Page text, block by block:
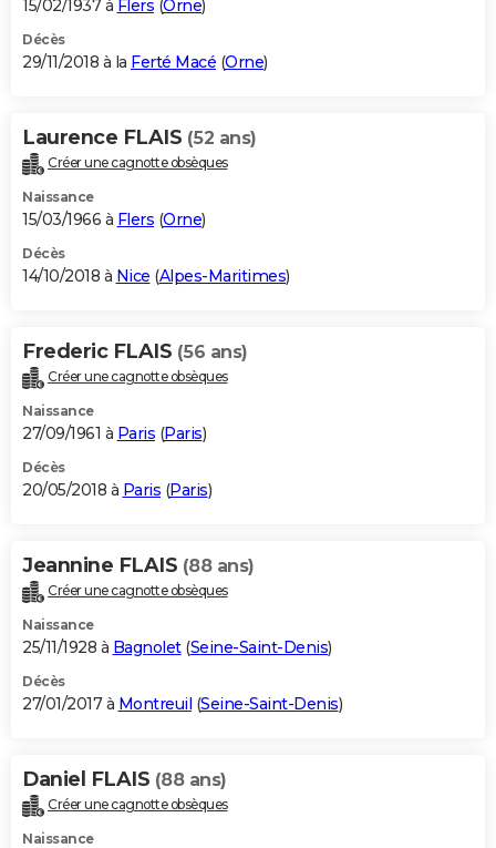
15/02/1937 à Flers (Orne)
Décès
29/11/2018 à la Ferté Macé (Orne)
Laurence FLAIS (52 ans)
Créer une cagnotte obsèques
Naissance
15/03/1966 à Flers (Orne)
Décès
14/10/2018 à Nice (Alpes-Maritimes)
Frederic FLAIS (56 ans)
Créer une cagnotte obsèques
Naissance
27/09/1961 à Paris (Paris)
Décès
20/05/2018 à Paris (Paris)
Jeannine FLAIS (88 ans)
Créer une cagnotte obsèques
Naissance
25/11/1928 à Bagnolet(Seine-Saint-Denis)
Décès
27/01/2017 à Montreuil (Seine-Saint-Denis)
Daniel FLAIS (88 ans)
Créer une cagnotte obsèques
Naissance